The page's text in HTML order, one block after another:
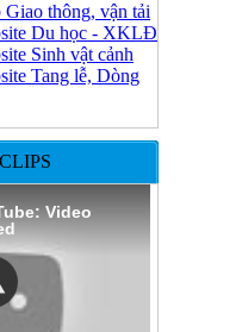
thông, vận tải
Du học - XKLĐ
Sinh vật cảnh
Tang lễ, Dòng
Video